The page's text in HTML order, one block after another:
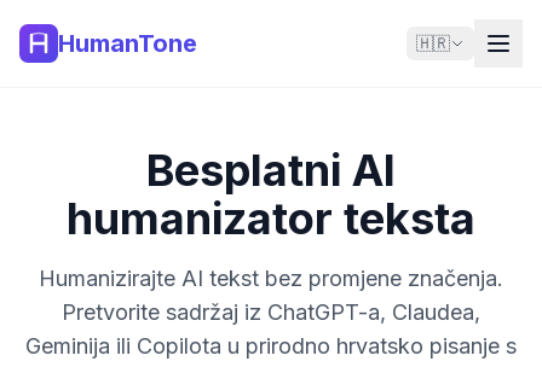
HumanTone 🇭🇷
Besplatni AI
humanizator teksta
Humanizirajte AI tekst bez promjene značenja.
Pretvorite sadržaj iz ChatGPT-a, Claudea,
Geminija ili Copilota u prirodno hrvatsko pisanje s